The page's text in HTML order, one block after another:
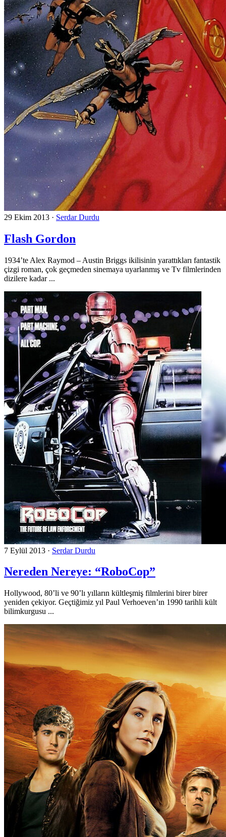
29 Ekim 2013 · Serdar Durdu
Flash Gordon
1934’te Alex Raymod – Austin Briggs ikilisinin yarattıkları fantastik
çizgi roman, çok geçmeden sinemaya uyarlanmış ve Tv filmlerinden
dizilere kadar ...
7 Eylül 2013 · Serdar Durdu
Nereden Nereye: “RoboCop”
Hollywood, 80’li ve 90’lı yılların kültleşmiş filmlerini birer birer
yeniden çekiyor. Geçtiğimiz yıl Paul Verhoeven’ın 1990 tarihli kült
bilimkurgusu ...